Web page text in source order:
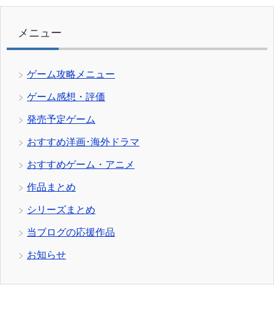
リ
メニュー
ゲーム攻略メニュー
ゲーム感想・評価
発売予定ゲーム
おすすめ洋画･海外ドラマ
おすすめゲーム・アニメ
作品まとめ
シリーズまとめ
当ブログの応援作品
お知らせ